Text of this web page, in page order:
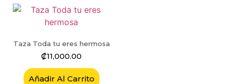
Taza Toda tu eres hermosa
₡11,000.00
Añadir Al Carrito